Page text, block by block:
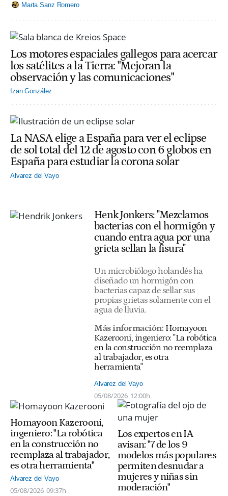
Marta Sanz Romero
Los motores espaciales gallegos para acercar
los satélites a la Tierra: "Mejoran la
observación y las comunicaciones"
Izan González
La NASA elige a España para ver el eclipse
de sol total del 12 de agosto con 6 globos en
España para estudiar la corona solar
Alvarez del Vayo
Henk Jonkers: "Mezclamos
bacterias con el hormigón y
cuando entra agua por una
grieta sellan la fisura"
Un microbiólogo holandés ha
diseñado un hormigón con
bacterias capaz de sellar sus
propias grietas solamente con el
agua de lluvia.
Más información: Homayoon
Kazerooni, ingeniero: "La robótica
en la construcción no reemplaza
al trabajador, es otra
herramienta"
Alvarez del Vayo
05/08/2026 12:00h
Homayoon Kazerooni,
ingeniero: "La robótica
en la construcción no
reemplaza al trabajador,
es otra herramienta"
Alvarez del Vayo
05/08/2026 09:37h
Los expertos en IA
avisan: "7 de los 9
modelos más populares
permiten desnudar a
mujeres y niñas sin
moderación"